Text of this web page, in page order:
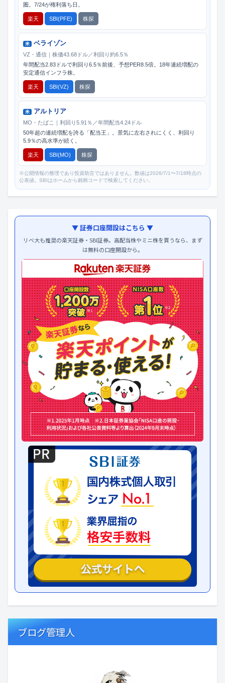
圏。7/24が権利落ち日。
楽天 SBI(PFE) 株探
米 ベライゾン
VZ・通信｜株価43.68ドル／利回り約6.5％
年間配当2.83ドルで利回り6.5％前後、予想PER8.5倍。18年連続増配の
安定通信インフラ株。
楽天 SBI(VZ) 株探
米 アルトリア
MO・たばこ｜利回り5.91％／年間配当4.24ドル
50年超の連続増配を誇る「配当王」。景気に左右されにくく、利回り
5.9％の高水準が続く。
楽天 SBI(MO) 株探
※公開情報の整理であり投資助言ではありません。数値は2026/7/1〜7/18時点の
公表値。SBIはホームから銘柄コードで検索してください。
▼ 証券口座開設はこちら ▼
リベ大も推奨の楽天証券・SBI証券。高配当株やミニ株を買うなら、まず
は無料の口座開設から。
ブログ管理人